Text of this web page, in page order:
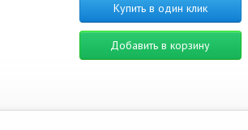
Купить в один клик
Добавить в корзину